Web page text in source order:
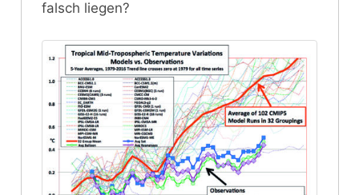
falsch liegen?